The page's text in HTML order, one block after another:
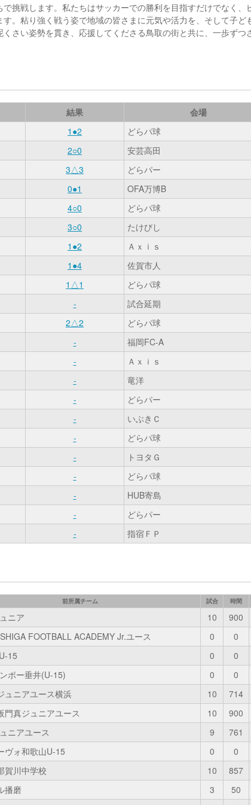
挑戦します。私たちはサッカーでの勝利を目指すだけでなく、
。粘り強く戦う姿で地域の皆さまに元気や活力を、そして子ど
さい姿勢を貫き、応援してくださる鳥取の街と共に、一歩ずつ
結果
会場
1●2
どらパ球
2○0
安芸高田
3△3
どらパー
0●1
OFA万博B
4○0
どらパ球
3○0
たけびし
1●2
Ａｘｉｓ
1●4
佐賀市人
1△1
どらパ球
-
試合延期
2△2
どらパ球
-
福岡FC-A
-
Ａｘｉｓ
-
竜洋
-
どらパー
-
いぶきＣ
-
どらパ球
-
トヨタＧ
-
どらパ球
-
HUB寄島
-
どらパー
- 指宿ＦＰ
前所属チーム 試合 時間
ニア 10 900
FOOTBALL ACADEMY Jr.ユース 0 0
15 0 0
ボー垂井(U-15) 0 0
ュニアユース横浜 10 714
門真ジュニアユース 10 900
ニアユース 9 761
ヴォ和歌山U-15 0 0
賀川中学校 10 857
播磨 3 50